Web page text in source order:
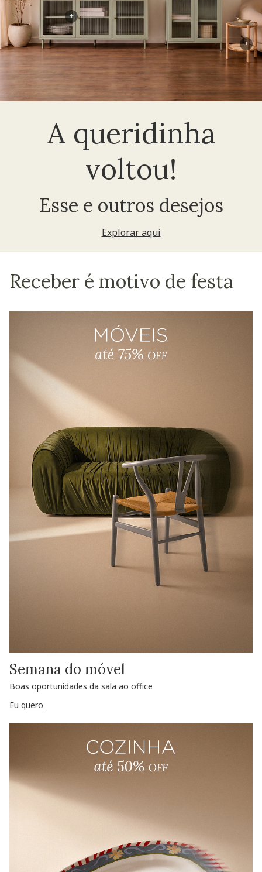
A queridinha
voltou!
Esse e outros desejos
Explorar aqui
+
+
Receber é motivo de festa
Semana do móvel
Boas oportunidades da sala ao office
Eu quero